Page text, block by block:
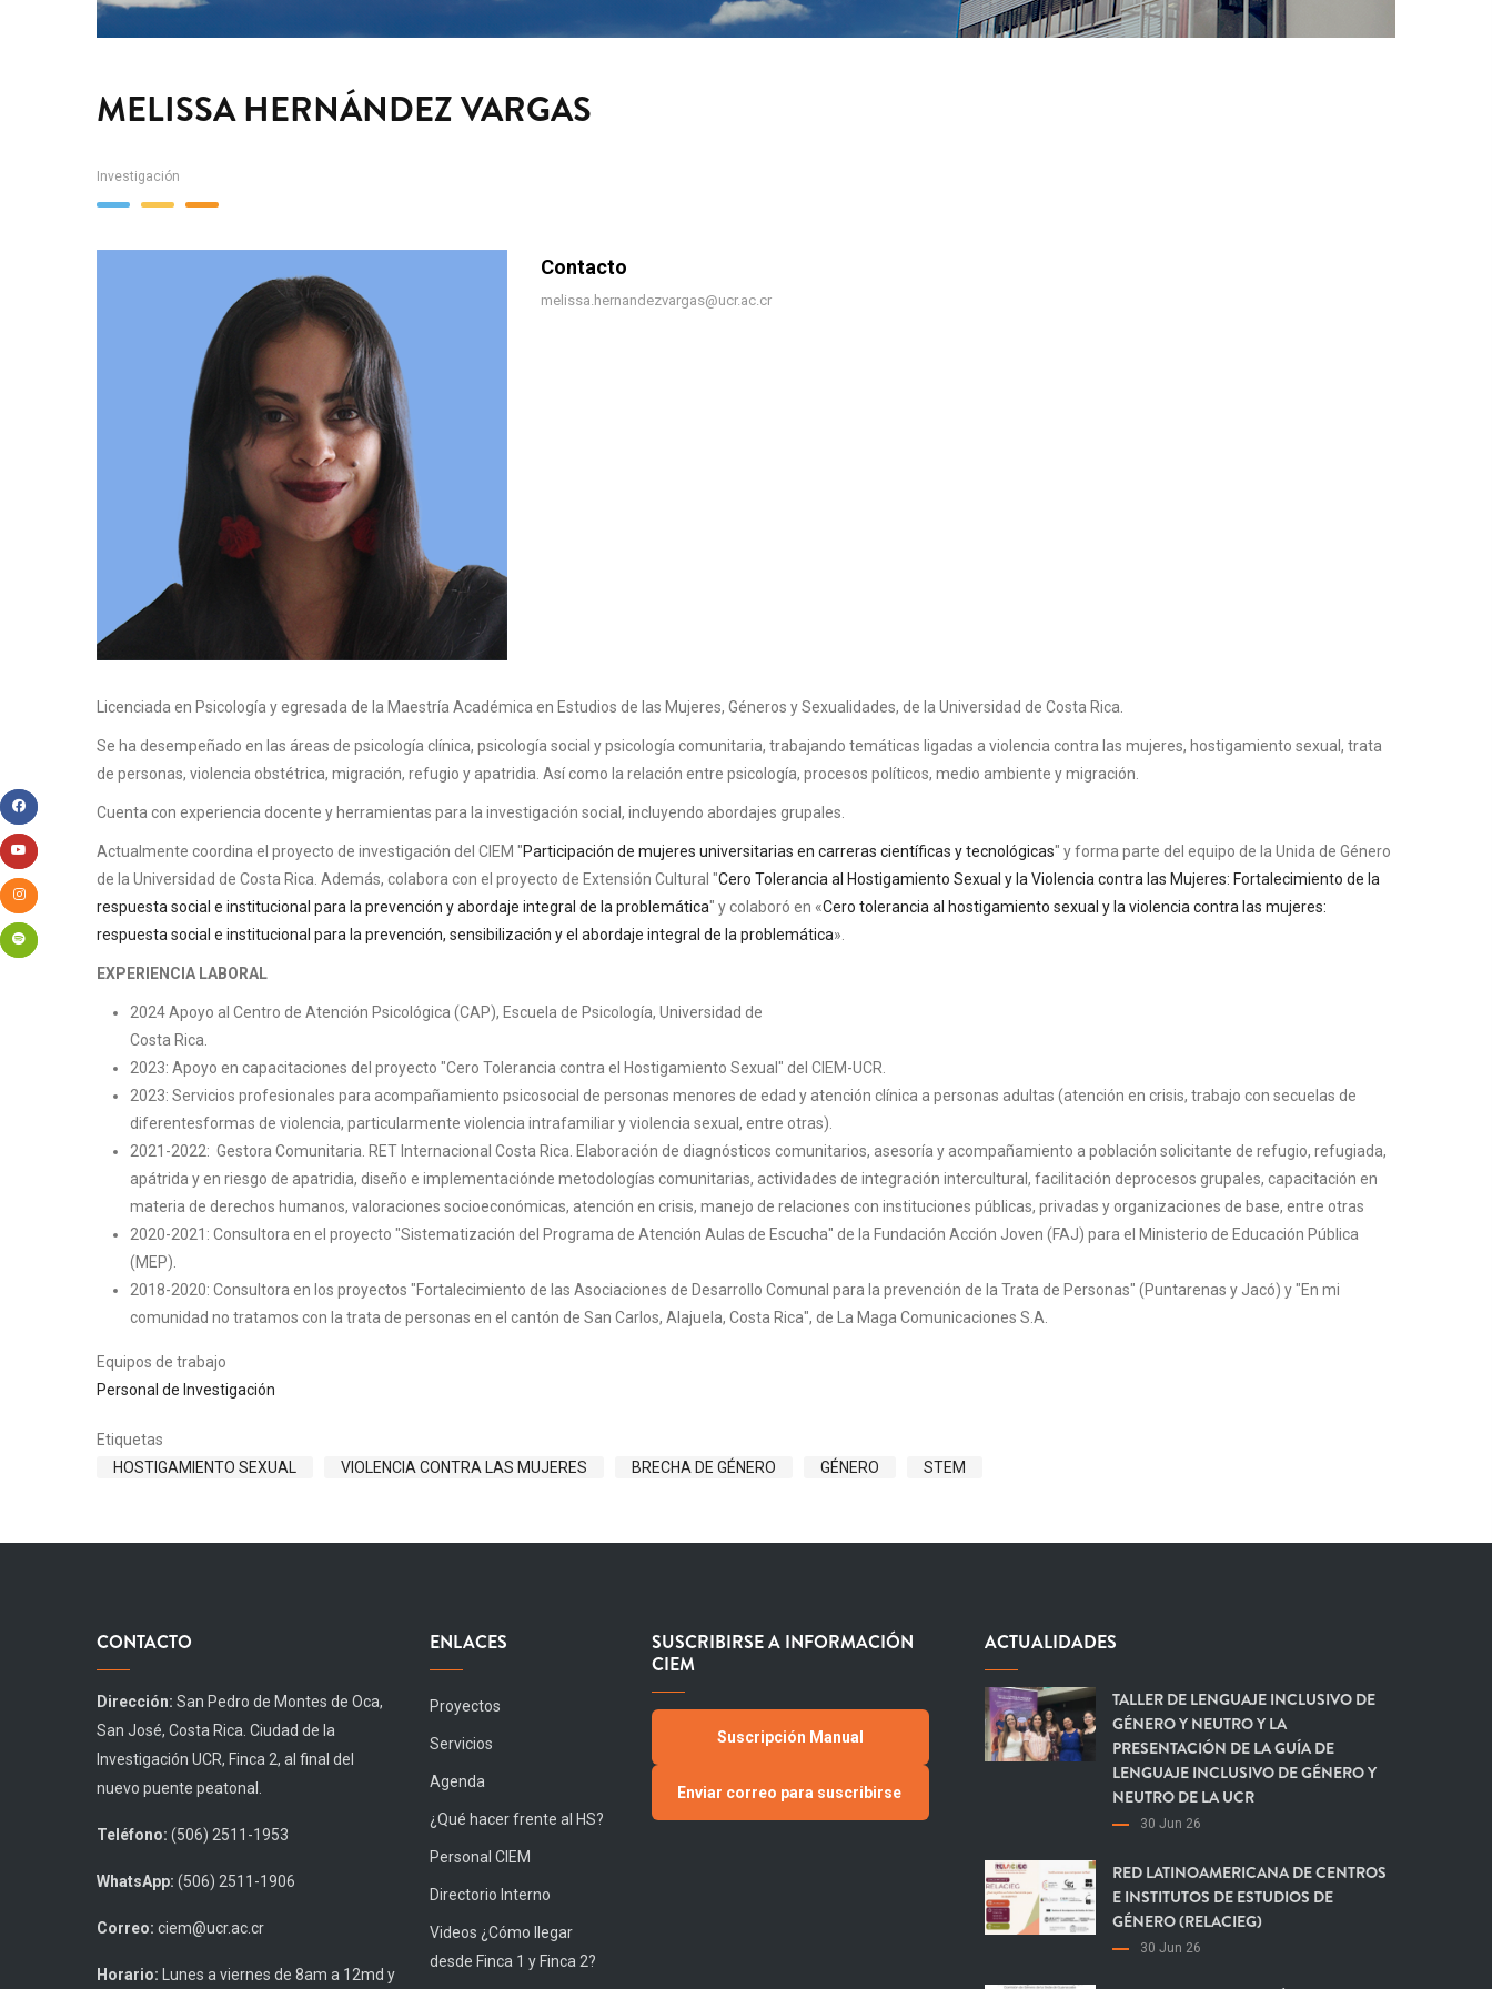
MELISSA HERNÁNDEZ VARGAS
Investigación
Contacto
Contacto
melissa.hernandezvargas@ucr.ac.cr
Body
Licenciada en Psicología y egresada de la Maestría Académica en Estudios de las Mujeres, Géneros y Sexualidades, de la Universidad de Costa Rica.
Se ha desempeñado en las áreas de psicología clínica, psicología social y psicología comunitaria, trabajando temáticas ligadas a violencia contra las mujeres, hostigamiento sexual, trata
de personas, violencia obstétrica, migración, refugio y apatridia. Así como la relación entre psicología, procesos políticos, medio ambiente y migración.
Cuenta con experiencia docente y herramientas para la investigación social, incluyendo abordajes grupales.
Actualmente coordina el proyecto de investigación del CIEM "Participación de mujeres universitarias en carreras científicas y tecnológicas" y forma parte del equipo de la Unida de Género
de la Universidad de Costa Rica. Además, colabora con el proyecto de Extensión Cultural "Cero Tolerancia al Hostigamiento Sexual y la Violencia contra las Mujeres: Fortalecimiento de la
respuesta social e institucional para la prevención y abordaje integral de la problemática" y colaboró en «Cero tolerancia al hostigamiento sexual y la violencia contra las mujeres:
respuesta social e institucional para la prevención, sensibilización y el abordaje integral de la problemática».
EXPERIENCIA LABORAL
2024 Apoyo al Centro de Atención Psicológica (CAP), Escuela de Psicología, Universidad de
Costa Rica.
2023: Apoyo en capacitaciones del proyecto "Cero Tolerancia contra el Hostigamiento Sexual" del CIEM-UCR.
2023: Servicios profesionales para acompañamiento psicosocial de personas menores de edad y atención clínica a personas adultas (atención en crisis, trabajo con secuelas de
diferentesformas de violencia, particularmente violencia intrafamiliar y violencia sexual, entre otras).
2021-2022: Gestora Comunitaria. RET Internacional Costa Rica. Elaboración de diagnósticos comunitarios, asesoría y acompañamiento a población solicitante de refugio, refugiada,
apátrida y en riesgo de apatridia, diseño e implementaciónde metodologías comunitarias, actividades de integración intercultural, facilitación deprocesos grupales, capacitación en
materia de derechos humanos, valoraciones socioeconómicas, atención en crisis, manejo de relaciones con instituciones públicas, privadas y organizaciones de base, entre otras
2020-2021: Consultora en el proyecto "Sistematización del Programa de Atención Aulas de Escucha" de la Fundación Acción Joven (FAJ) para el Ministerio de Educación Pública
(MEP).
2018-2020: Consultora en los proyectos "Fortalecimiento de las Asociaciones de Desarrollo Comunal para la prevención de la Trata de Personas" (Puntarenas y Jacó) y "En mi
comunidad no tratamos con la trata de personas en el cantón de San Carlos, Alajuela, Costa Rica", de La Maga Comunicaciones S.A.
Equipos de trabajo
Personal de Investigación
Etiquetas
HOSTIGAMIENTO SEXUAL
VIOLENCIA CONTRA LAS MUJERES BRECHA DE GÉNERO GÉNERO STEM
CONTACTO
Dirección: San Pedro de Montes de Oca,
San José, Costa Rica. Ciudad de la
Investigación UCR, Finca 2, al final del
nuevo puente peatonal.
Teléfono: (506) 2511-1953
WhatsApp: (506) 2511-1906
Correo: ciem@ucr.ac.cr
Horario: Lunes a viernes de 8am a 12md y
ENLACES
Proyectos
Servicios
Agenda
¿Qué hacer frente al HS?
Personal CIEM
Directorio Interno
Videos ¿Cómo llegar
desde Finca 1 y Finca 2?
SUSCRIBIRSE A INFORMACIÓN
CIEM
Suscripción Manual
Enviar correo para suscribirse
ACTUALIDADES
TALLER DE LENGUAJE INCLUSIVO DE
GÉNERO Y NEUTRO Y LA
PRESENTACIÓN DE LA GUÍA DE
LENGUAJE INCLUSIVO DE GÉNERO Y
NEUTRO DE LA UCR
30 Jun 26
RED LATINOAMERICANA DE CENTROS
E INSTITUTOS DE ESTUDIOS DE
GÉNERO (RELACIEG)
30 Jun 26